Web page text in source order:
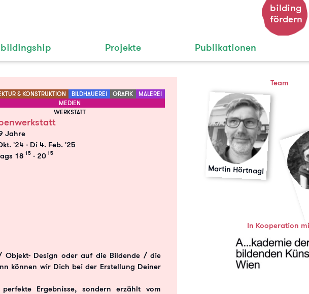
bildingship Projekte Publikationen
bilding
fördern
& KONSTRUKTION BILDHAUEREI GRAFIK
MALEREI
MEDIEN
WERKSTATT
Jahre
'24 - Di 4. Feb. '25
18 15 - 20 15
Objekt- Design oder auf die Bildende / die
können wir Dich bei der Erstellung Deiner
Ergebnisse, sondern erzählt vom
Team
Martin Hörtnagl
In Kooperation